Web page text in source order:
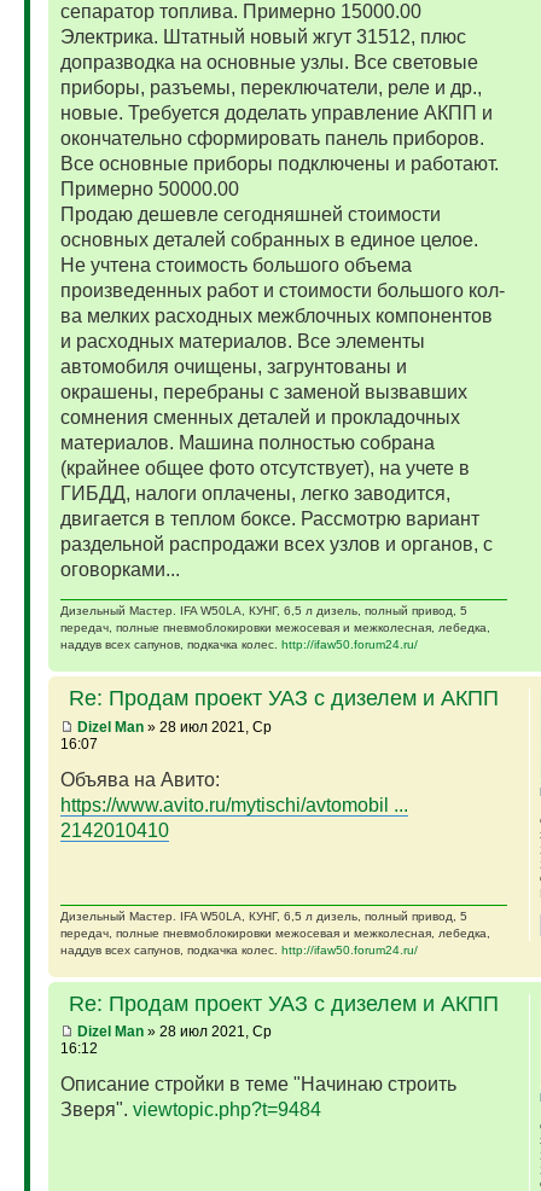
сепаратор топлива. Примерно 15000.00
Электрика. Штатный новый жгут 31512, плюс
допразводка на основные узлы. Все световые
приборы, разъемы, переключатели, реле и др.,
новые. Требуется доделать управление АКПП и
окончательно сформировать панель приборов.
Все основные приборы подключены и работают.
Примерно 50000.00
Продаю дешевле сегодняшней стоимости
основных деталей собранных в единое целое.
Не учтена стоимость большого объема
произведенных работ и стоимости большого кол-
ва мелких расходных межблочных компонентов
и расходных материалов. Все элементы
автомобиля очищены, загрунтованы и
окрашены, перебраны с заменой вызвавших
сомнения сменных деталей и прокладочных
материалов. Машина полностью собрана
(крайнее общее фото отсутствует), на учете в
ГИБДД, налоги оплачены, легко заводится,
двигается в теплом боксе. Рассмотрю вариант
раздельной распродажи всех узлов и органов, с
оговорками...
Дизельный Мастер. IFA W50LA, КУНГ, 6,5 л дизель, полный привод, 5
передач, полные пневмоблокировки межосевая и межколесная, лебедка,
наддув всех сапунов, подкачка колес. http://ifaw50.forum24.ru/
Re: Продам проект УАЗ с дизелем и АКПП
Dizel Man» 28 июл 2021, Ср
16:07
Объява на Авито:
https://www.avito.ru/mytischi/avtomobil ...
2142010410
Дизельный Мастер. IFA W50LA, КУНГ, 6,5 л дизель, полный привод, 5
передач, полные пневмоблокировки межосевая и межколесная, лебедка,
наддув всех сапунов, подкачка колес. http://ifaw50.forum24.ru/
Re: Продам проект УАЗ с дизелем и АКПП
Dizel Man» 28 июл 2021, Ср
16:12
Описание стройки в теме "Начинаю строить
Зверя". viewtopic.php?t=9484